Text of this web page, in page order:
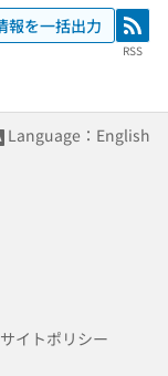
報を一括出力 RSS
RSS
Language：English
サイトポリシー